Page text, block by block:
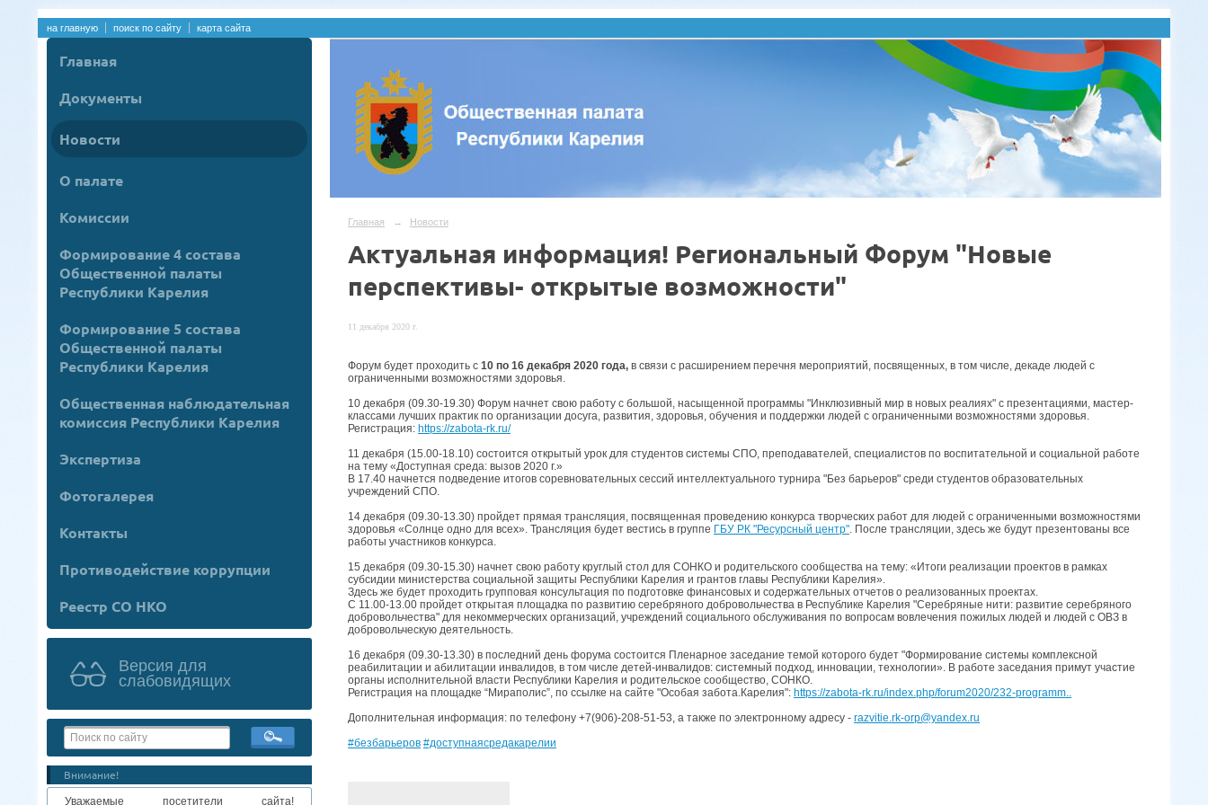
на главную поиск по сайту карта сайта
Главная
Документы
Новости
О палате
Комиссии
Формирование 4 состава
Общественной палаты
Республики Карелия
Формирование 5 состава
Общественной палаты
Республики Карелия
Общественная наблюдательная
комиссия Республики Карелия
Экспертиза
Фотогалерея
Контакты
Противодействие коррупции
Реестр СО НКО
Версия для
слабовидящих
Внимание!
Уважаемые посетители сайта!
Главная → Новости
Актуальная информация! Региональный Форум "Новые
перспективы- открытые возможности"
11 декабря 2020 г.
Форум будет проходить с 10 по 16 декабря 2020 года, в связи с расширением перечня мероприятий, посвященных, в том числе, декаде людей с
ограниченными возможностями здоровья.
10 декабря (09.30-19.30) Форум начнет свою работу с большой, насыщенной программы "Инклюзивный мир в новых реалиях" с презентациями, мастер-
классами лучших практик по организации досуга, развития, здоровья, обучения и поддержки людей с ограниченными возможностями здоровья.
Регистрация: https://zabota-rk.ru/
11 декабря (15.00-18.10) состоится открытый урок для студентов системы СПО, преподавателей, специалистов по воспитательной и социальной работе
на тему «Доступная среда: вызов 2020 г.»
В 17.40 начнется подведение итогов соревновательных сессий интеллектуального турнира "Без барьеров" среди студентов образовательных
учреждений СПО.
14 декабря (09.30-13.30) пройдет прямая трансляция, посвященная проведению конкурса творческих работ для людей с ограниченными возможностями
здоровья «Солнце одно для всех». Трансляция будет вестись в группе ГБУ РК "Ресурсный центр". После трансляции, здесь же будут презентованы все
работы участников конкурса.
15 декабря (09.30-15.30) начнет свою работу круглый стол для СОНКО и родительского сообщества на тему: «Итоги реализации проектов в рамках
субсидии министерства социальной защиты Республики Карелия и грантов главы Республики Карелия».
Здесь же будет проходить групповая консультация по подготовке финансовых и содержательных отчетов о реализованных проектах.
С 11.00-13.00 пройдет открытая площадка по развитию серебряного добровольчества в Республике Карелия "Серебряные нити: развитие серебряного
добровольчества" для некоммерческих организаций, учреждений социального обслуживания по вопросам вовлечения пожилых людей и людей с ОВЗ в
добровольческую деятельность.
16 декабря (09.30-13.30) в последний день форума состоится Пленарное заседание темой которого будет "Формирование системы комплексной
реабилитации и абилитации инвалидов, в том числе детей-инвалидов: системный подход, инновации, технологии». В работе заседания примут участие
органы исполнительной власти Республики Карелия и родительское сообщество, СОНКО.
Регистрация на площадке “Мираполис”, по ссылке на сайте "Особая забота.Карелия": https://zabota-rk.ru/index.php/forum2020/232-programm..
Дополнительная информация: по телефону +7(906)-208-51-53, а также по электронному адресу - razvitie.rk-orp@yandex.ru
#безбарьеров #доступнаясредакарелии